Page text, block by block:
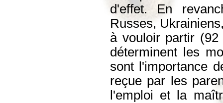
d'effet. En
Russes,
à vouloir partir
déterminent les
sont l'importance
reçue par les
l'emploi et la